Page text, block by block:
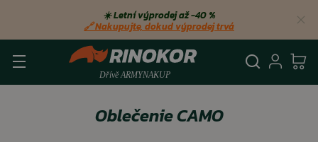
☀️ Letní výprodej až −40 %
🔗 Nakupujte, dokud výprodej trvá
Oblečenie CAMO